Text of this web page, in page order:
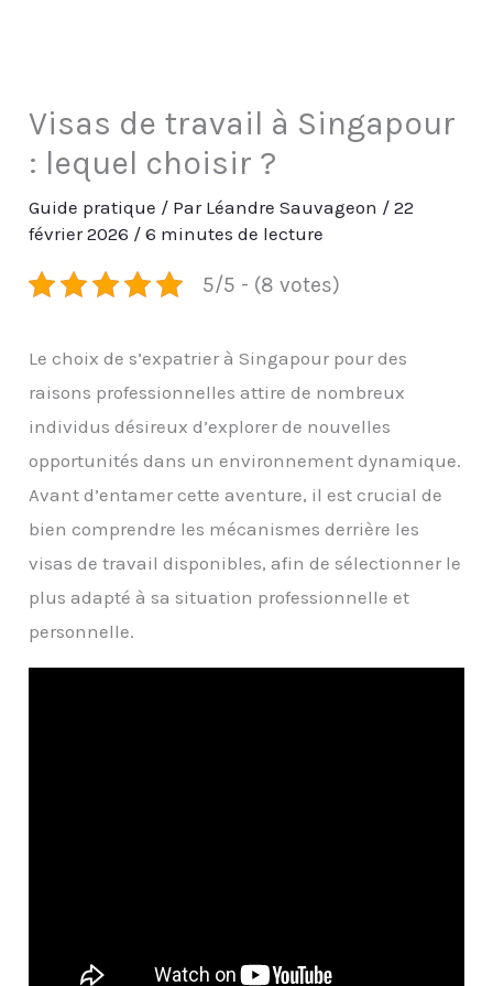
Visas de travail à Singapour
: lequel choisir ?
Guide pratique / Par Léandre Sauvageon /22
février 2026 /6 minutes de lecture
5/5 - (8 votes)
Le choix de s’expatrier à Singapour pour des
raisons professionnelles attire de nombreux
individus désireux d’explorer de nouvelles
opportunités dans un environnement dynamique.
Avant d’entamer cette aventure, il est crucial de
bien comprendre les mécanismes derrière les
visas de travail disponibles, afin de sélectionner le
plus adapté à sa situation professionnelle et
personnelle.